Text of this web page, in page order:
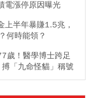
電漲停原因曝光
上半年暴賺1.5兆，
何時能領？
歲！醫學博士跨足
「九命怪貓」稱號